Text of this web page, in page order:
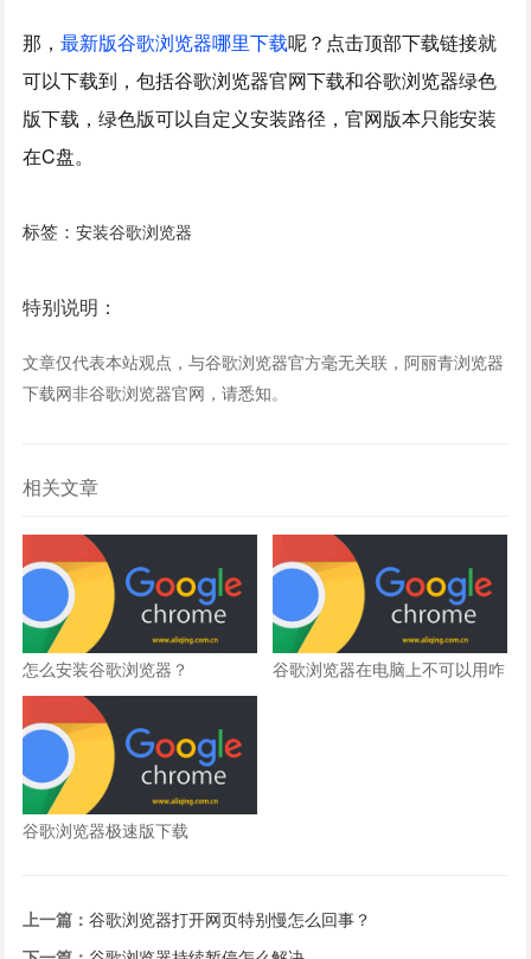
那，最新版谷歌浏览器哪里下载呢？点击顶部下载链接就
可以下载到，包括谷歌浏览器官网下载和谷歌浏览器绿色
版下载，绿色版可以自定义安装路径，官网版本只能安装
在C盘。
标签：安装谷歌浏览器
特别说明：
文章仅代表本站观点，与谷歌浏览器官方毫无关联，阿丽青浏览器
下载网非谷歌浏览器官网，请悉知。
相关文章
怎么安装谷歌浏览器？
谷歌浏览器在电脑上不可以用咋
谷歌浏览器极速版下载
上一篇：谷歌浏览器打开网页特别慢怎么回事？